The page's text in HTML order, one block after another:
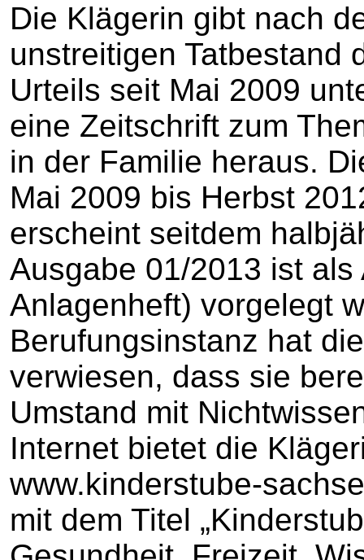
Die Klägerin gibt nach
unstreitigen Tatbestand
Urteils seit Mai 2009
eine Zeitschrift zum
in der Familie heraus.
Mai 2009 bis Herbst
erscheint seitdem
Ausgabe 01/2013 ist
Anlagenheft) vorgelegt
Berufungsinstanz hat
verwiesen, dass sie
Umstand mit
Internet bietet die
www.kinderstube-
mit dem Titel